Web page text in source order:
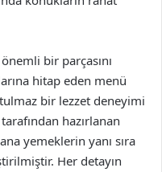
bir parçasını
hitap eden menü
bir lezzet deneyimi
hazırlanan
yemeklerin yanı sıra
Her detayın